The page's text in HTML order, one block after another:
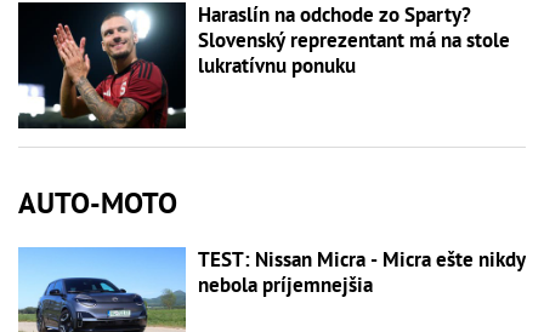
Haraslín na odchode zo Sparty?
Slovenský reprezentant má na stole
lukratívnu ponuku
AUTO-MOTO
TEST: Nissan Micra - Micra ešte nikdy
nebola príjemnejšia